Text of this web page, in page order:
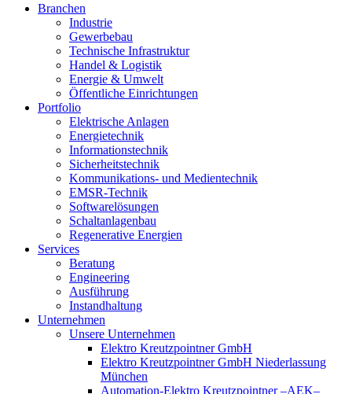
Branchen
Industrie
Gewerbebau
Technische Infrastruktur
Handel & Logistik
Energie & Umwelt
Öffentliche Einrichtungen
Portfolio
Elektrische Anlagen
Energietechnik
Informationstechnik
Sicherheitstechnik
Kommunikations- und Medientechnik
EMSR-Technik
Softwarelösungen
Schaltanlagenbau
Regenerative Energien
Services
Beratung
Engineering
Ausführung
Instandhaltung
Unternehmen
Unsere Unternehmen
Elektro Kreutzpointner GmbH
Elektro Kreutzpointner GmbH Niederlassung
München
Automation-Elektro Kreutzpointner –AEK–